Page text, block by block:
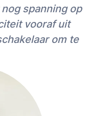
spanning op
vooraf uit
om te